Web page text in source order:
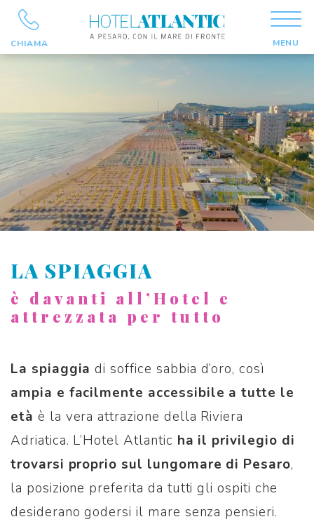
CHIAMA MENU
LA SPIAGGIA
è davanti all’Hotel e
attrezzata per tutto
La spiaggia di soffice sabbia d’oro, così
ampia e facilmente accessibile a tutte le
età è la vera attrazione della Riviera
Adriatica. L’Hotel Atlantic ha il privilegio di
trovarsi proprio sul lungomare di Pesaro,
la posizione preferita da tutti gli ospiti che
desiderano godersi il mare senza pensieri.